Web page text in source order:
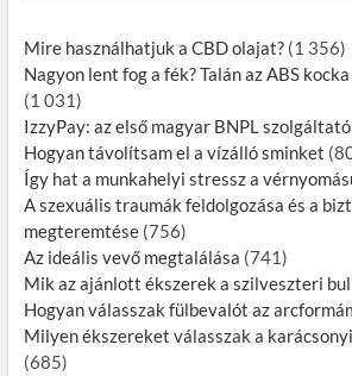
Mire használhatjuk a CBD olajat? (1 356)
Nagyon lent fog a fék? Talán az ABS
(1 031)
IzzyPay: az első magyar BNPL szolgáltató
Hogyan távolítsam el a vízálló sminket
Így hat a munkahelyi stressz a
A szexuális traumák feldolgozása és a
megteremtése (756)
Az ideális vevő megtalálása (741)
Mik az ajánlott ékszerek a szilveszteri
Hogyan válasszak fülbevalót az
Milyen ékszereket válasszak a
(685)